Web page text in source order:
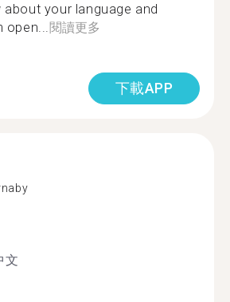
your language and
閱讀更多
下載APP
文